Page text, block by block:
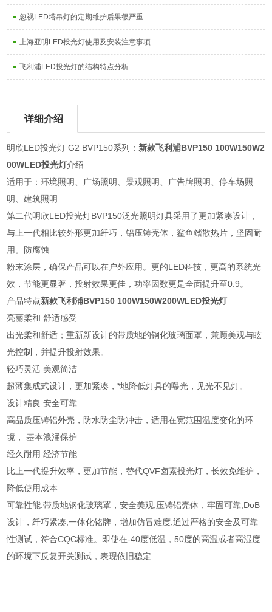
忽视LED塔吊灯的定期维护后果很严重
上海亚明LED投光灯使用及安装注意事项
飞利浦LED投光灯的结构特点分析
详细介绍
明欣LED投光灯 G2 BVP150系列： 新款飞利浦BVP150 100W150W2
00WLED投光灯介绍
适用于：环境照明、广场照明、景观照明、广告牌照明、停车场照
明、建筑照明
第二代明欣LED投光灯BVP150泛光照明灯具采用了更加紧凑设计，
与上一代相比较外形更加纤巧，铝压铸壳体，鲨鱼鳍散热片，坚固耐
用。防腐蚀
粉末涂层，确保产品可以在户外应用。更的LED科技，更高的系统光
效，节能更显著，投射效果更佳，功率因数更是全面提升至0.9。
产品特点新款飞利浦BVP150 100W150W200WLED投光灯
亮丽柔和 舒适感受
出光柔和舒适；重新新设计的带质地的钢化玻璃面罩，兼顾美观与眩
光控制，并提升投射效果。
轻巧灵活 美观简洁
超薄集成式设计，更加紧凑，*地降低灯具的曝光，见光不见灯。
设计精良 安全可靠
高品质压铸铝外壳，防水防尘防冲击，适用在宽范围温度变化的环
境， 基本浪涌保护
经久耐用 经济节能
比上一代提升效率，更加节能，替代QVF卤素投光灯，长效免维护，
降低使用成本
可靠性能:带质地钢化玻璃罩，安全美观,压铸铝壳体，牢固可靠,DoB
设计，纤巧紧凑,一体化铭牌，增加仿冒难度,通过严格的安全及可靠
性测试，符合CQC标准。即使在-40度低温，50度的高温或者高湿度
的环境下反复开关测试，表现依旧稳定.